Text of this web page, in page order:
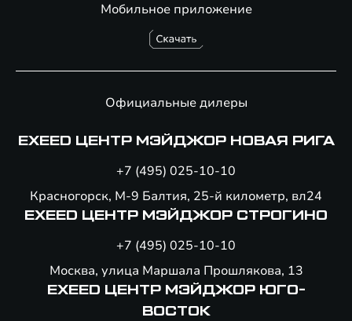
Мобильное приложение
Официальные дилеры
EXEED ЦЕНТР МЭЙДЖОР НОВАЯ РИГА
+7 (495) 025-10-10
Красногорск, М-9 Балтия, 25-й километр, вл24
EXEED ЦЕНТР МЭЙДЖОР СТРОГИНО
+7 (495) 025-10-10
Москва, улица Маршала Прошлякова, 13
EXEED ЦЕНТР МЭЙДЖОР ЮГО-
ВОСТОК